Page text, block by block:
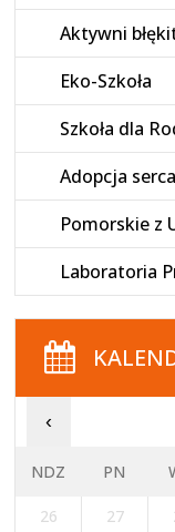
Aktywni
Eko-Szkoła
Szkoła dla
Adopcja serca
Pomorskie z
Laboratoria
‹
NDZ PN
26 27